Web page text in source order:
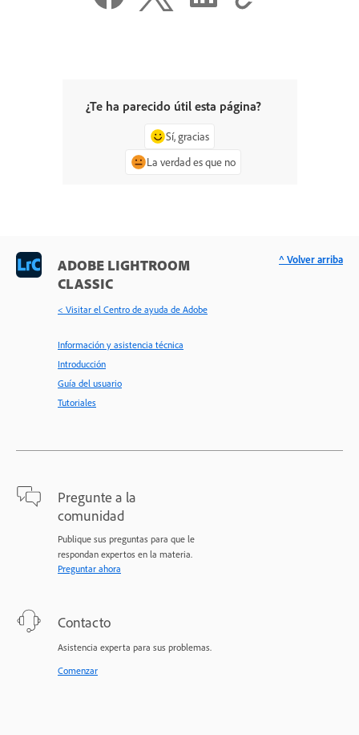
¿Te ha parecido útil esta página?
Sí, gracias
La verdad es que no
ADOBE LIGHTROOM
CLASSIC
< Visitar el Centro de ayuda de Adobe
Información y asistencia técnica
Introducción
Guía del usuario
Tutoriales
Pregunte a la
comunidad
Publique sus preguntas para que le
respondan expertos en la materia.
Preguntar ahora
Contacto
Asistencia experta para sus problemas.
Comenzar
^ Volver arriba